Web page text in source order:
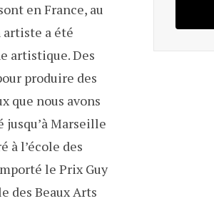
en France, au
artiste a été
artistique. Des
produire des
que nous avons
jusqu’à Marseille
à l’école des
le Prix Guy
des Beaux Arts